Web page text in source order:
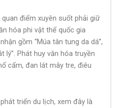
điểm xuyên suốt phải giữ
hóa phi vật thể quốc gia
gồm “Múa tân tung da dá”,
lý”. Phát huy văn hóa truyền
cẩm, đan lát mây tre, điêu
triển du lịch, xem đây là